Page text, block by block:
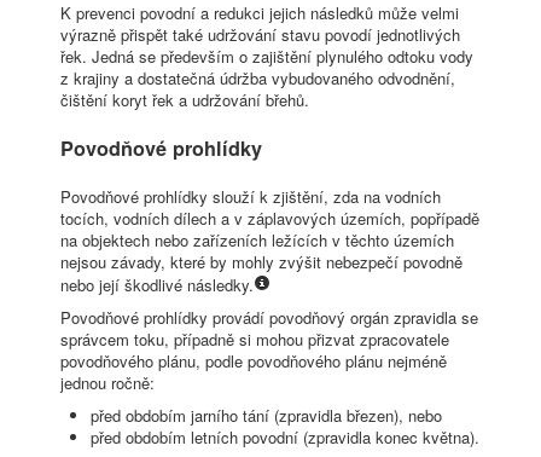
K prevenci povodní a redukci jejich následků může velmi
výrazně přispět také udržování stavu povodí jednotlivých
řek. Jedná se především o zajištění plynulého odtoku vody
z krajiny a dostatečná údržba vybudovaného odvodnění,
čištění koryt řek a udržování břehů.
Povodňové prohlídky
Povodňové prohlídky slouží k zjištění, zda na vodních
tocích, vodních dílech a v záplavových územích, popřípadě
na objektech nebo zařízeních ležících v těchto územích
nejsou závady, které by mohly zvýšit nebezpečí povodně
nebo její škodlivé následky.
Povodňové prohlídky provádí povodňový orgán zpravidla se
správcem toku, případně si mohou přizvat zpracovatele
povodňového plánu, podle povodňového plánu nejméně
jednou ročně:
před obdobím jarního tání (zpravidla březen), nebo
před obdobím letních povodní (zpravidla konec května).